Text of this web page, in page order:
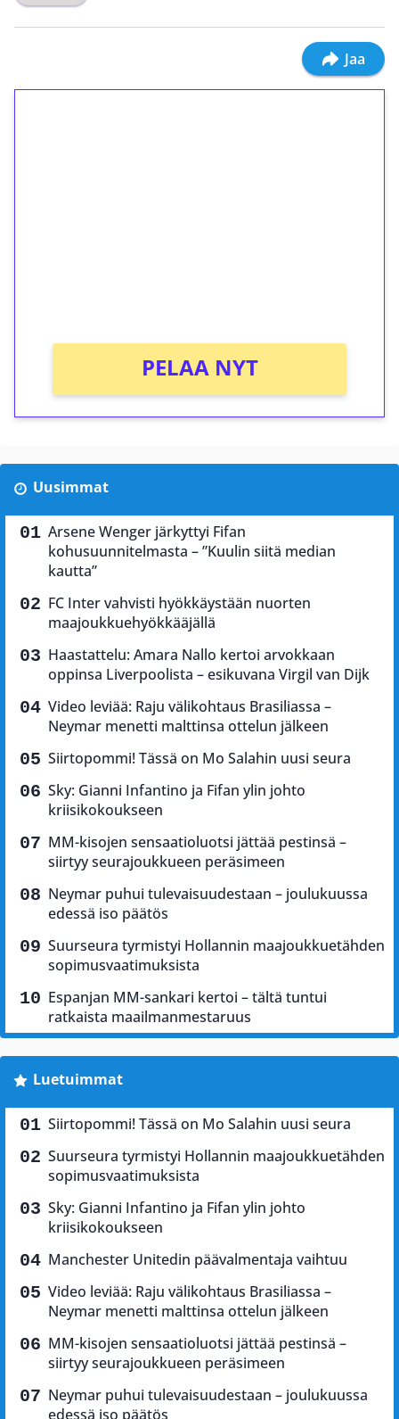
Jaa
PELAA NYT
Uusimmat
Arsene Wenger järkyttyi Fifan
kohusuunnitelmasta – ”Kuulin siitä median
kautta”
FC Inter vahvisti hyökkäystään nuorten
maajoukkuehyökkääjällä
Haastattelu: Amara Nallo kertoi arvokkaan
oppinsa Liverpoolista – esikuvana Virgil van Dijk
Video leviää: Raju välikohtaus Brasiliassa –
Neymar menetti malttinsa ottelun jälkeen
Siirtopommi! Tässä on Mo Salahin uusi seura
Sky: Gianni Infantino ja Fifan ylin johto
kriisikokoukseen
MM-kisojen sensaatioluotsi jättää pestinsä –
siirtyy seurajoukkueen peräsimeen
Neymar puhui tulevaisuudestaan – joulukuussa
edessä iso päätös
Suurseura tyrmistyi Hollannin maajoukkuetähden
sopimusvaatimuksista
Espanjan MM-sankari kertoi – tältä tuntui
ratkaista maailmanmestaruus
Luetuimmat
Siirtopommi! Tässä on Mo Salahin uusi seura
Suurseura tyrmistyi Hollannin maajoukkuetähden
sopimusvaatimuksista
Sky: Gianni Infantino ja Fifan ylin johto
kriisikokoukseen
Manchester Unitedin päävalmentaja vaihtuu
Video leviää: Raju välikohtaus Brasiliassa –
Neymar menetti malttinsa ottelun jälkeen
MM-kisojen sensaatioluotsi jättää pestinsä –
siirtyy seurajoukkueen peräsimeen
Neymar puhui tulevaisuudestaan – joulukuussa
edessä iso päätös